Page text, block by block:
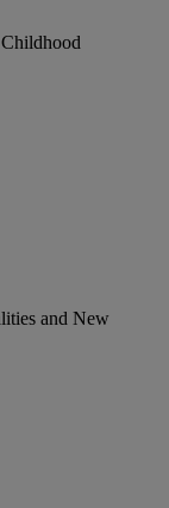
and New